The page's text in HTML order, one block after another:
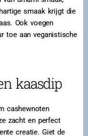
smaak krijgt die
Ook voegen
toe aan veganistische
kaasdip
cashewnoten
zacht en perfect
creatie. Giet de